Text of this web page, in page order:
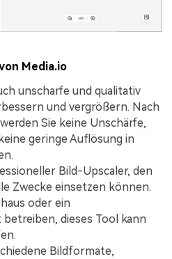
Media.io
unscharfe und qualitativ
und vergrößern. Nach
Sie keine Unschärfe,
geringe Auflösung in
Bild-Upscaler, den
Zwecke einsetzen können.
oder ein
betreiben, dieses Tool kann
Bildformate,